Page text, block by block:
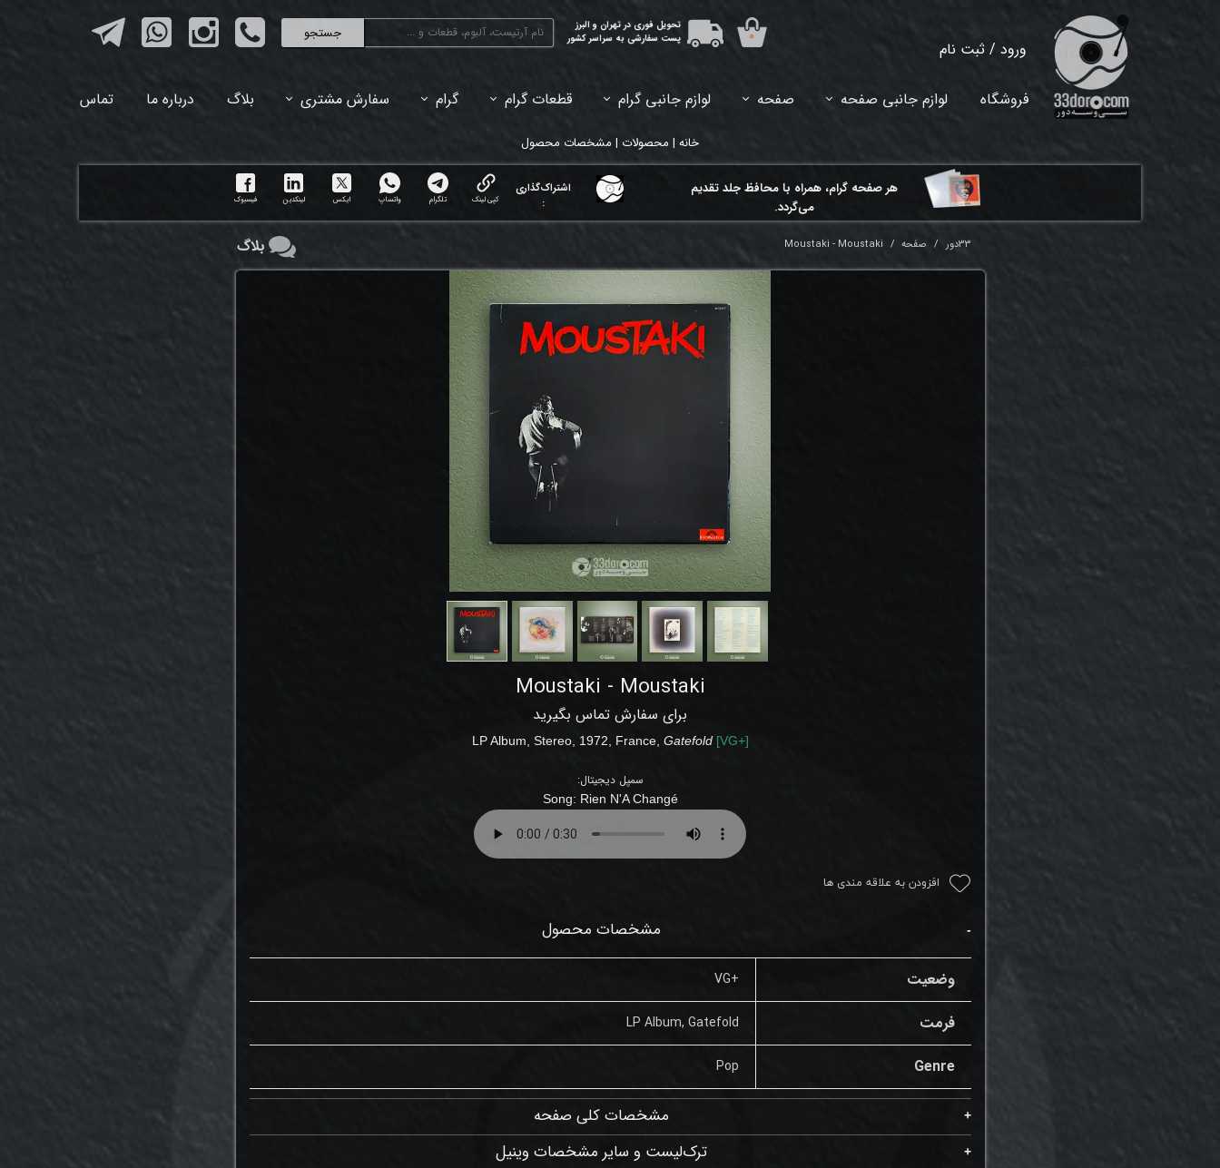
جستجو
ورود / ثبت نام
خروج از حساب کاربری
تحویل فوری در تهران و البرز
پست سفارشی به سراسر کشور
۰
فروشگاه لوازم جانبی صفحه صفحه لوازم جانبی گرام قطعات گرام گرام سفارش مشتری بلاگ درباره ما تماس
خانه | محصولات | مشخصات محصول
هر ​صفحه گرام، همراه با محافظ جلد تقدیم
می‌گردد.
اشتراک‌گذاری
:
کپی لینک تلگرام واتساپ ایکس لینکدین فیسبوک
33دور صفحه Moustaki - Moustaki
Moustaki - Moustaki
برای سفارش تماس بگیرید
LP Album, Stereo, 1972 , France, Gatefold [VG+]
سمپل دیجیتال:
Song: Rien N'A Changé
افزودن به علاقه مندی ها
مشخصات محصول
وضعیت +VG
فرمت LP Album, Gatefold
Genre
Pop
مشخصات کلی صفحه
ترک‌لیست و سایر مشخصات وینیل
بلاگ